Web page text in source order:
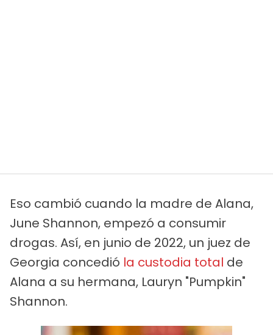
Eso cambió cuando la madre de Alana,
June Shannon, empezó a consumir
drogas. Así, en junio de 2022, un juez de
Georgia concedió la custodia total de
Alana a su hermana, Lauryn "Pumpkin"
Shannon.